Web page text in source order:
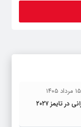
۱۵ مرداد ۱۴۰۵